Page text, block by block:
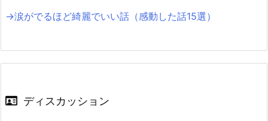
→涙がでるほど綺麗でいい話（感動した話15選）
ディスカッション